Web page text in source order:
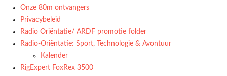
Onze 80m ontvangers
Privacybeleid
Radio Oriëntatie/ ARDF promotie folder
Radio‑Oriëntatie: Sport, Technologie & Avontuur
Kalender
RigExpert FoxRex 3500